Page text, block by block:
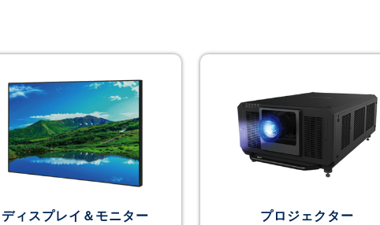
ディスプレイ＆モニター プロジェクター